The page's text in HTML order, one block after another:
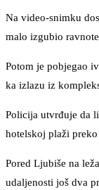
Na video-snimku
malo izgubio
Potom je pobjegao
ka izlazu iz
Policija utvrđuje da
hotelskoj plaži preko
Pored Ljubiše na
udaljenosti još dva